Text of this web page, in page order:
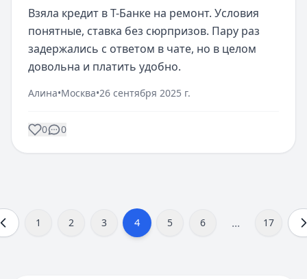
Взяла кредит в Т-Банке на ремонт. Условия
понятные, ставка без сюрпризов. Пару раз
задержались с ответом в чате, но в целом
довольна и платить удобно.
Алина•Москва•26 сентября 2025 г.
0 0
1 2 3 4 5 6 ... 17